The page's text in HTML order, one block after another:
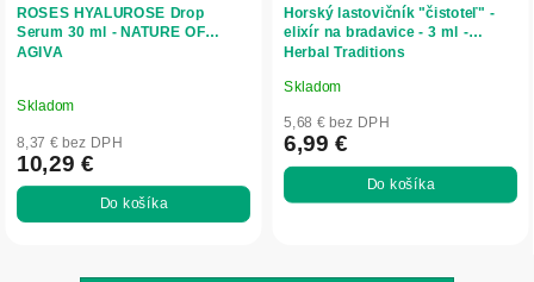
ROSES HYALUROSE Drop
Serum 30 ml - NATURE OF
AGIVA
Skladom
8,37 € bez DPH
10,29 €
Do košíka
Horský lastovičník "čistoteľ" -
elixír na bradavice - 3 ml -
Herbal Traditions
Priemerné
hodnotenie
produktu
je
Skladom
5,68 € bez DPH
6,99 €
Do košíka